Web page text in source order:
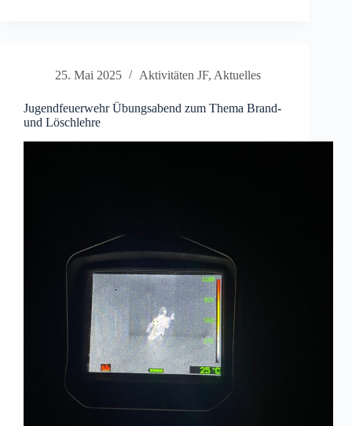
25. Mai 2025 Aktivitäten JF, Aktuelles
Jugendfeuerwehr Übungsabend zum Thema Brand-
und Löschlehre